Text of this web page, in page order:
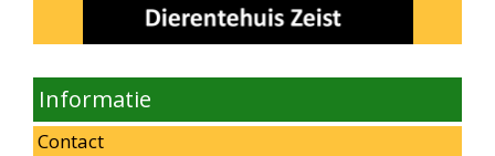
Informatie
Contact